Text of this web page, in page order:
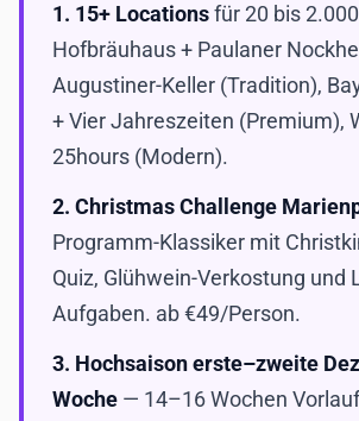
1. 15+ Locationsfür 20 bis
Hofbräuhaus + Paulaner
Augustiner-Keller (Tradition),
+ Vier Jahreszeiten (Premium),
25hours (Modern).
2. Christmas Challenge
Programm-Klassiker mit
Quiz, Glühwein-Verkostung und
Aufgaben. ab €49/Person.
3. Hochsaison erste–zweite
Woche — 14–16 Wochen